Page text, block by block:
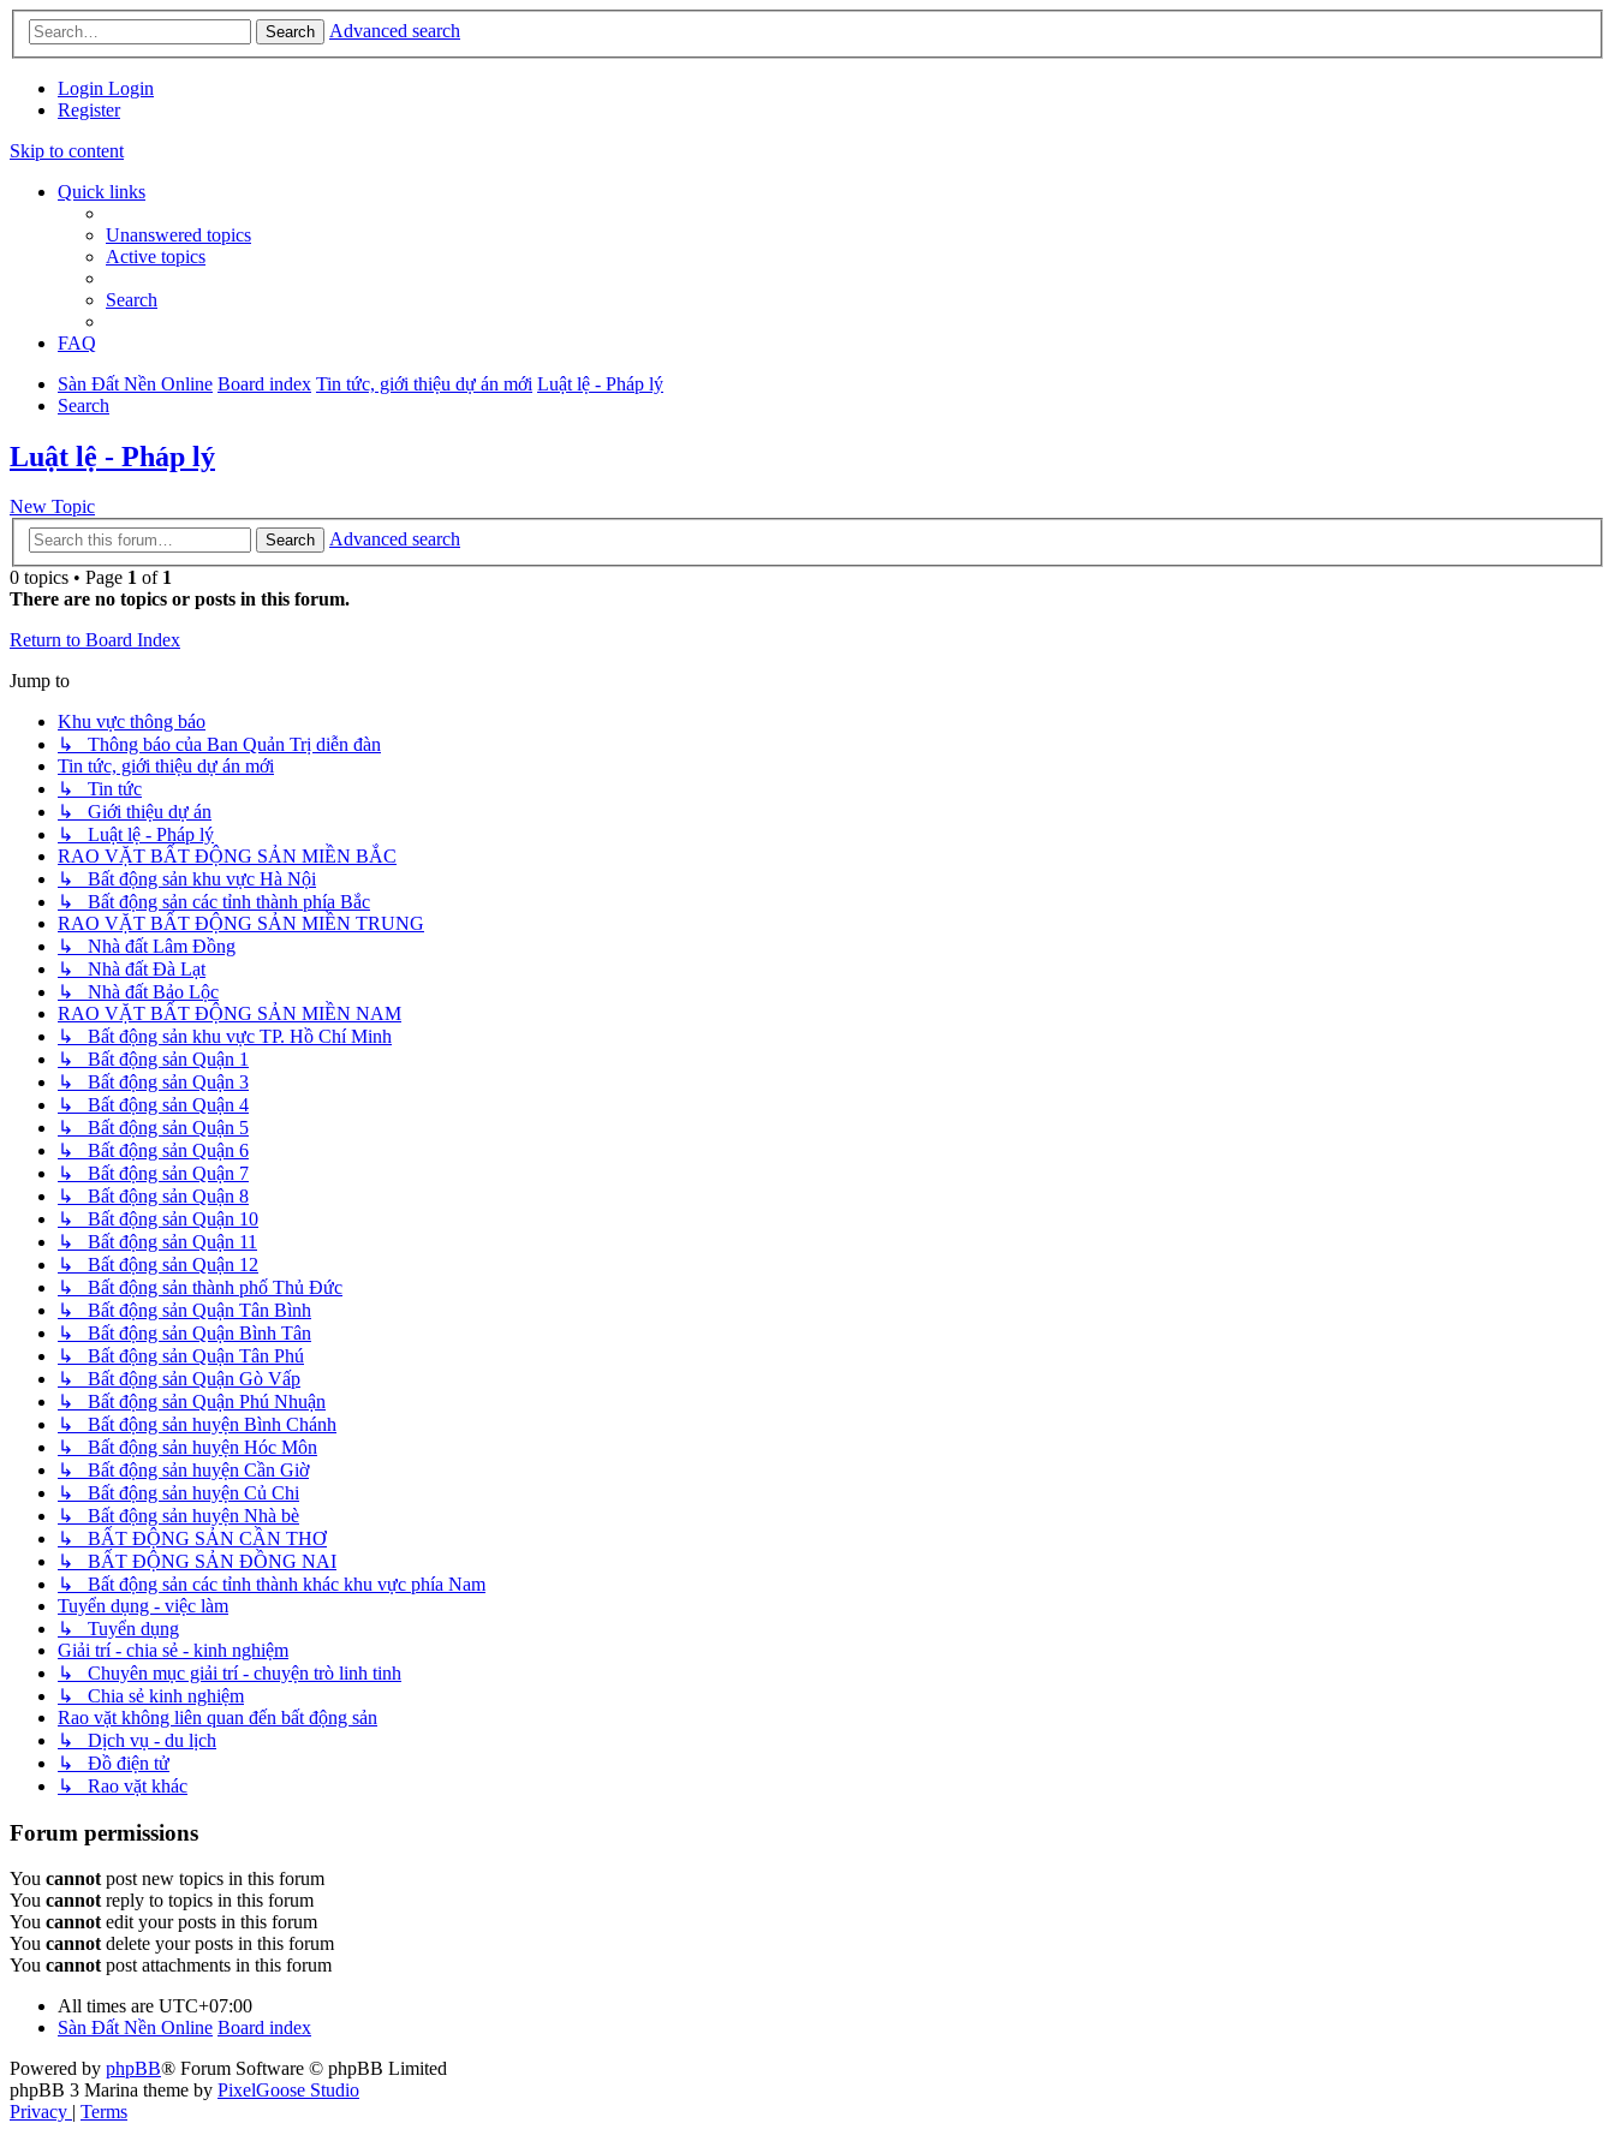
Search Advanced search
Login Login
Register
Skip to content
Quick links
Unanswered topics
Active topics
Search
FAQ
Sàn Đất Nền Online Board index Tin tức, giới thiệu dự án mới Luật lệ - Pháp lý
Search
Luật lệ - Pháp lý
New Topic
Search
Advanced search
0 topics • Page 1 of 1
There are no topics or posts in this forum.
Return to Board Index
Jump to
Khu vực thông báo
↳ Thông báo của Ban Quản Trị diễn đàn
Tin tức, giới thiệu dự án mới
↳ Tin tức
↳ Giới thiệu dự án
↳ Luật lệ - Pháp lý
RAO VẶT BẤT ĐỘNG SẢN MIỀN BẮC
↳ Bất động sản khu vực Hà Nội
↳ Bất động sản các tỉnh thành phía Bắc
RAO VẶT BẤT ĐỘNG SẢN MIỀN TRUNG
↳ Nhà đất Lâm Đồng
↳ Nhà đất Đà Lạt
↳ Nhà đất Bảo Lộc
RAO VẶT BẤT ĐỘNG SẢN MIỀN NAM
↳ Bất động sản khu vực TP. Hồ Chí Minh
↳ Bất động sản Quận 1
↳ Bất động sản Quận 3
↳ Bất động sản Quận 4
↳ Bất động sản Quận 5
↳ Bất động sản Quận 6
↳ Bất động sản Quận 7
↳ Bất động sản Quận 8
↳ Bất động sản Quận 10
↳ Bất động sản Quận 11
↳ Bất động sản Quận 12
↳ Bất động sản thành phố Thủ Đức
↳ Bất động sản Quận Tân Bình
↳ Bất động sản Quận Bình Tân
↳ Bất động sản Quận Tân Phú
↳ Bất động sản Quận Gò Vấp
↳ Bất động sản Quận Phú Nhuận
↳ Bất động sản huyện Bình Chánh
↳ Bất động sản huyện Hóc Môn
↳ Bất động sản huyện Cần Giờ
↳ Bất động sản huyện Củ Chi
↳ Bất động sản huyện Nhà bè
↳ BẤT ĐỘNG SẢN CẦN THƠ
↳ BẤT ĐỘNG SẢN ĐỒNG NAI
↳ Bất động sản các tỉnh thành khác khu vực phía Nam
Tuyển dụng - việc làm
↳ Tuyển dụng
Giải trí - chia sẻ - kinh nghiệm
↳ Chuyên mục giải trí - chuyện trò linh tinh
↳ Chia sẻ kinh nghiệm
Rao vặt không liên quan đến bất động sản
↳ Dịch vụ - du lịch
↳ Đồ điện tử
↳ Rao vặt khác
Forum permissions
You cannotpost new topics in this forum
You cannotreply to topics in this forum
You cannotedit your posts in this forum
You cannotdelete your posts in this forum
You cannotpost attachments in this forum
All times are UTC+07:00
Sàn Đất Nền Online Board index
Powered by phpBB® Forum Software © phpBB Limited
phpBB 3 Marina theme by PixelGoose Studio
Privacy | Terms